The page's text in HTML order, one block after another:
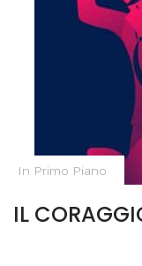
In Primo Piano
IL